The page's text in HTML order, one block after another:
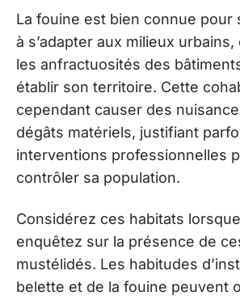
La fouine est bien connue pour
à s’adapter aux milieux
les anfractuosités des
établir son territoire. Cette
cependant causer des
dégâts matériels, justifiant
interventions professionnelles
contrôler sa population.
Considérez ces habitats
enquêtez sur la présence de
mustélidés. Les habitudes
belette et de la fouine peuvent